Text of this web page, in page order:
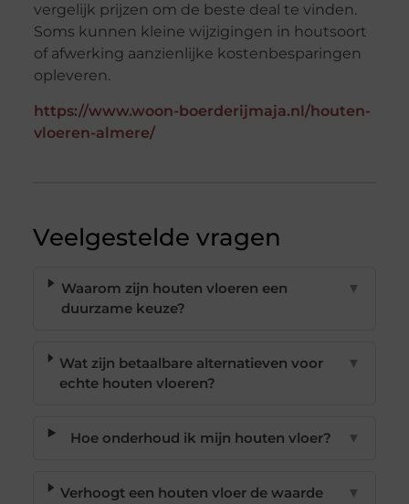
vergelijk prijzen om de beste deal te vinden.
Soms kunnen kleine wijzigingen in houtsoort
of afwerking aanzienlijke kostenbesparingen
opleveren.
https://www.woon-boerderijmaja.nl/houten-
vloeren-almere/
Veelgestelde vragen
Waarom zijn houten vloeren een
duurzame keuze?
▼
Wat zijn betaalbare alternatieven voor
echte houten vloeren?
▼
Hoe onderhoud ik mijn houten vloer? ▼
Verhoogt een houten vloer de waarde ▼